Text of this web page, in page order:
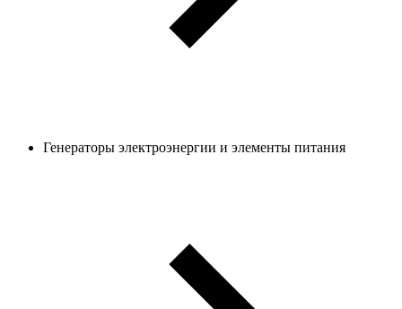
Генераторы электроэнергии и элементы питания